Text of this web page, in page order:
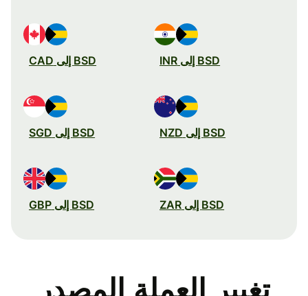
BSD إلى INR BSD إلى CAD
BSD إلى NZD BSD إلى SGD
BSD إلى ZAR BSD إلى GBP
تغيير العملة المصدر